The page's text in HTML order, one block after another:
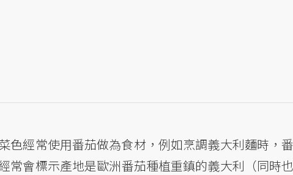
色經常使用番茄做為食材，例如烹調義大利麵時，
常會標示產地是歐洲番茄種植重鎮的義大利（同